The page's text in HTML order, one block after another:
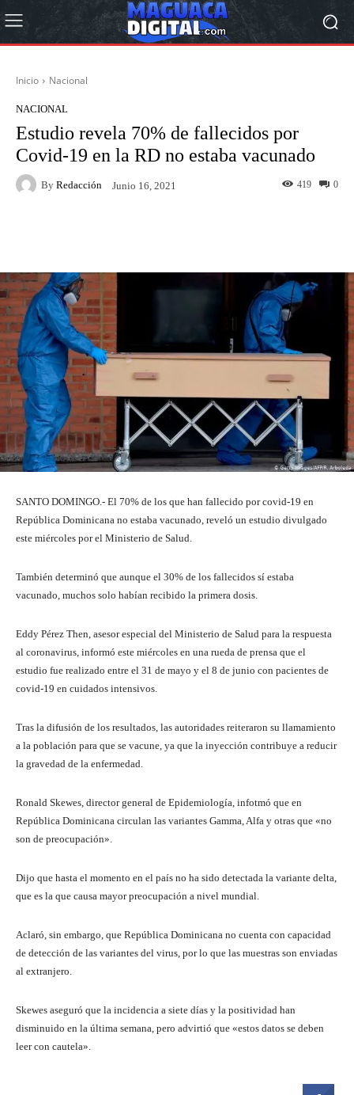
Inicio Nacional
NACIONAL
Estudio revela 70% de fallecidos por
Covid-19 en la RD no estaba vacunado
By Redacción Junio 16, 2021 0
419
SANTO DOMINGO.- El 70% de los que han fallecido por covid-19 en
República Dominicana no estaba vacunado, reveló un estudio divulgado
este miércoles por el Ministerio de Salud.
También determinó que aunque el 30% de los fallecidos sí estaba
vacunado, muchos solo habían recibido la primera dosis.
Eddy Pérez Then, asesor especial del Ministerio de Salud para la respuesta
al coronavirus, informó este miércoles en una rueda de prensa que el
estudio fue realizado entre el 31 de mayo y el 8 de junio con pacientes de
covid-19 en cuidados intensivos.
Tras la difusión de los resultados, las autoridades reiteraron su llamamiento
a la población para que se vacune, ya que la inyección contribuye a reducir
la gravedad de la enfermedad.
Ronald Skewes, director general de Epidemiología, infotmó que en
República Dominicana circulan las variantes Gamma, Alfa y otras que «no
son de preocupación».
Dijo que hasta el momento en el país no ha sido detectada la variante delta,
que es la que causa mayor preocupación a nivel mundial.
Aclaró, sin embargo, que República Dominicana no cuenta con capacidad
de detección de las variantes del virus, por lo que las muestras son enviadas
al extranjero.
Skewes aseguró que la incidencia a siete días y la positividad han
disminuido en la última semana, pero advirtió que «estos datos se deben
leer con cautela».